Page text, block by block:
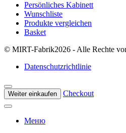
Persönliches Kabinett
Wunschliste
Produkte vergleichen
Basket
© MIRT-Fabrik2026 - Alle Rechte
Datenschutzrichtlinie
Weiter einkaufen Checkout
Меню